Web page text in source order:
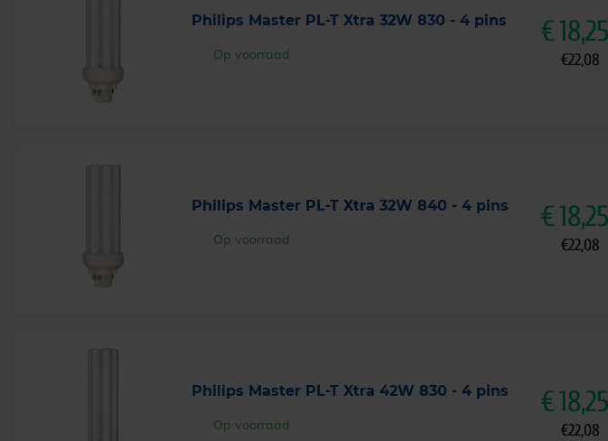
Philips Master PL-T Xtra 32W 830 - 4 pins
Op voorraad
€18,25
€22,08
Philips Master PL-T Xtra 32W 840 - 4 pins
Op voorraad
€18,25
€22,08
Philips Master PL-T Xtra 42W 830 - 4 pins
Op voorraad
€18,25
€22,08